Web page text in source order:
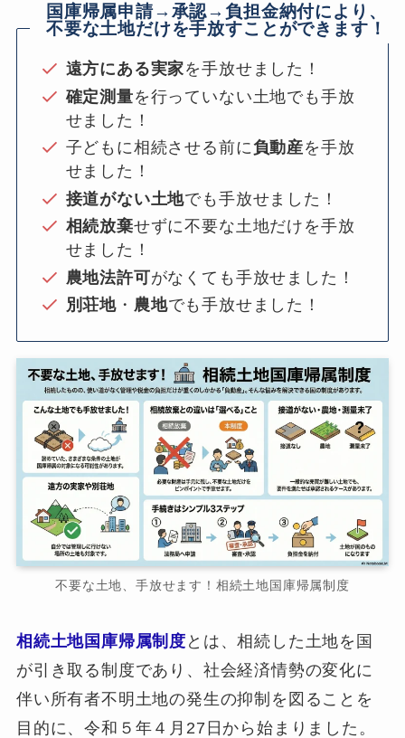
国庫帰属申請→承認→負担金納付により、
不要な土地だけを手放すことができます！
遠方にある実家を手放せました！
確定測量を行っていない土地でも手放
せました！
子どもに相続させる前に負動産を手放
せました！
接道がない土地でも手放せました！
相続放棄せずに不要な土地だけを手放
せました！
農地法許可がなくても手放せました！
別荘地 ・ 農地でも手放せました！
不要な土地、手放せます！相続土地国庫帰属制度
相続土地国庫帰属制度 とは、相続した土地を国
が引き取る制度であり、社会経済情勢の変化に
伴い所有者不明土地の発生の抑制を図ることを
目的に、令和５年４月27日から始まりました。